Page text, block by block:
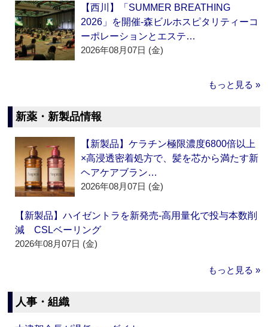
【西川】「SUMMER BREATHING
2026」を開催‐森ビルホスピタリティーコ
ーポレーションとエステ…
2026年08月07日 (金)
もっと見る »
新薬・新製品情報
【新製品】ケラチン極限濃度6800倍以上
×高浸透密着処方で、髪を芯から満たす新
ヘアケアブラン…
2026年08月07日 (金)
【新製品】ハイゼントラを新発売‐高用量化で投与本数削
減 CSLベーリング
2026年08月07日 (金)
もっと見る »
人事・組織